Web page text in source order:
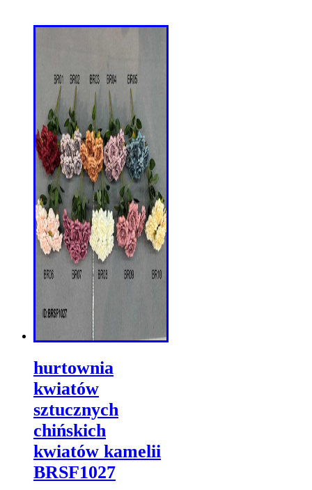
hurtownia
kwiatów
sztucznych
chińskich
kwiatów kamelii
BRSF1027